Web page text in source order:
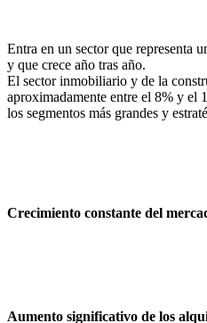
Entra en un sector que representa
y que crece año tras año.
El sector inmobiliario y de la
aproximadamente entre el 8% y el
los segmentos más grandes y
Crecimiento constante del
Aumento significativo de los